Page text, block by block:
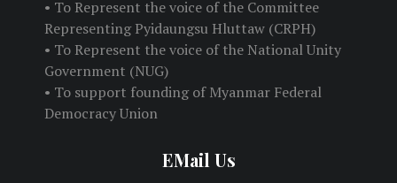
• To Represent the voice of the Committee
Representing Pyidaungsu Hluttaw (CRPH)
• To Represent the voice of the National Unity
Government (NUG)
• To support founding of Myanmar Federal
Democracy Union
EMail Us